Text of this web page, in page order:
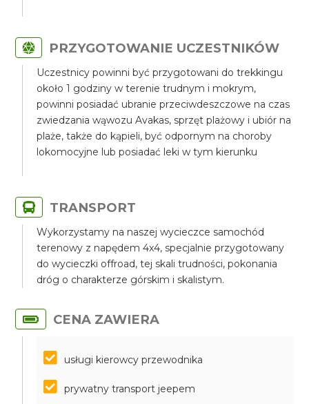
PRZYGOTOWANIE UCZESTNIKÓW
Uczestnicy powinni być przygotowani do trekkingu
około 1 godziny w terenie trudnym i mokrym,
powinni posiadać ubranie przeciwdeszczowe na czas
zwiedzania wąwozu Avakas, sprzęt plażowy i ubiór na
plaże, także do kąpieli, być odpornym na choroby
lokomocyjne lub posiadać leki w tym kierunku
TRANSPORT
Wykorzystamy na naszej wycieczce samochód
terenowy z napędem 4x4, specjalnie przygotowany
do wycieczki offroad, tej skali trudności, pokonania
dróg o charakterze górskim i skalistym.
CENA ZAWIERA
usługi kierowcy przewodnika
prywatny transport jeepem